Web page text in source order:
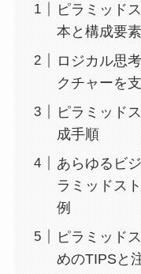
ピラミッド
本と構成要素
ロジカル思
クチャーを
ピラミッド
成手順
あらゆるビ
ラミッドス
例
ピラミッド
めのTIPSと